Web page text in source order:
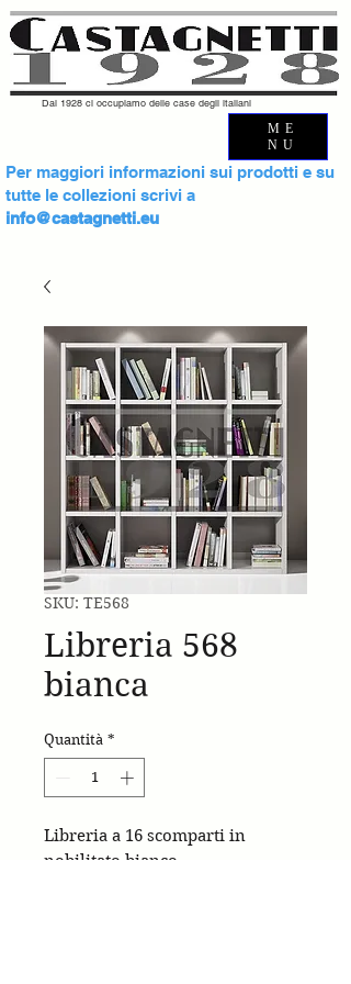
Dal 1928 ci occupiamo delle case degli italiani
Per maggiori informazioni sui prodotti e su
tutte le collezioni scrivi a
info@castagnetti.eu
ME
NU
SKU: TE568
Libreria 568
bianca
Quantità *
Libreria a 16 scomparti in
nobilitato bianco.